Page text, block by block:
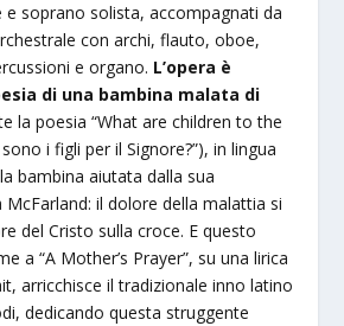
soprano solista, accompagnati da
con archi, flauto, oboe,
e organo. L’opera è
di una bambina malata di
la poesia “What are children to the
sono i figli per il Signore?”), in lingua
bambina aiutata dalla sua
McFarland: il dolore della malattia si
del Cristo sulla croce. E questo
a “A Mother’s Prayer”, su una lirica
arricchisce il tradizionale inno latino
dedicando questa struggente